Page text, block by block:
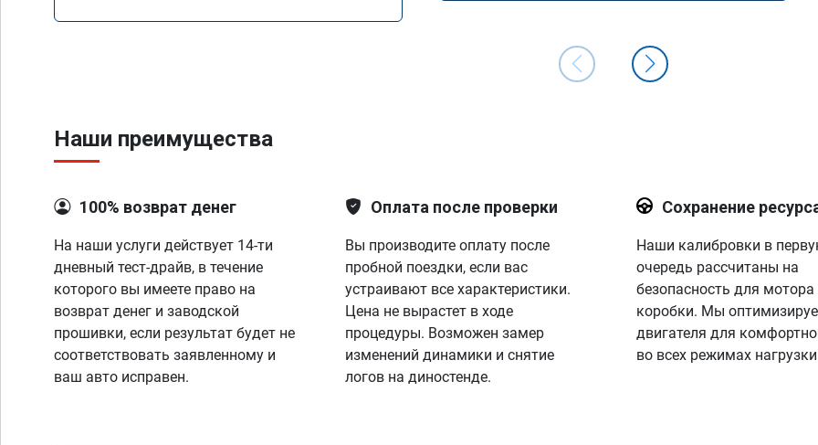
Наши преимущества
100% возврат денег
На наши услуги действует 14-ти
дневный тест-драйв, в течение
которого вы имеете право на
возврат денег и заводской
прошивки, если результат будет не
соответствовать заявленному и
ваш авто исправен.
Оплата после проверки
Вы производите оплату после
пробной поездки, если вас
устраивают все характеристики.
Цена не вырастет в ходе
процедуры. Возможен замер
изменений динамики и снятие
логов на диностенде.
Сохранение
Наши калибровки в
очередь рассчитаны на
безопасность для мотора
коробки. Мы
двигателя для
во всех режимах